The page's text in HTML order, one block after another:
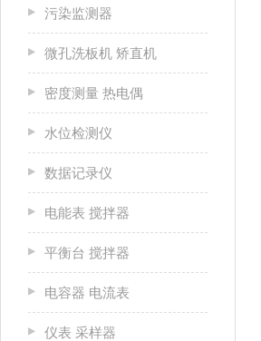
污染监测器
微孔洗板机 矫直机
密度测量 热电偶
水位检测仪
数据记录仪
电能表 搅拌器
平衡台 搅拌器
电容器 电流表
仪表 采样器